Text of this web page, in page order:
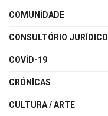
COMUNIDADE
CONSULTÓRIO JURÍDICO
COVID-19
CRÓNICAS
CULTURA / ARTE